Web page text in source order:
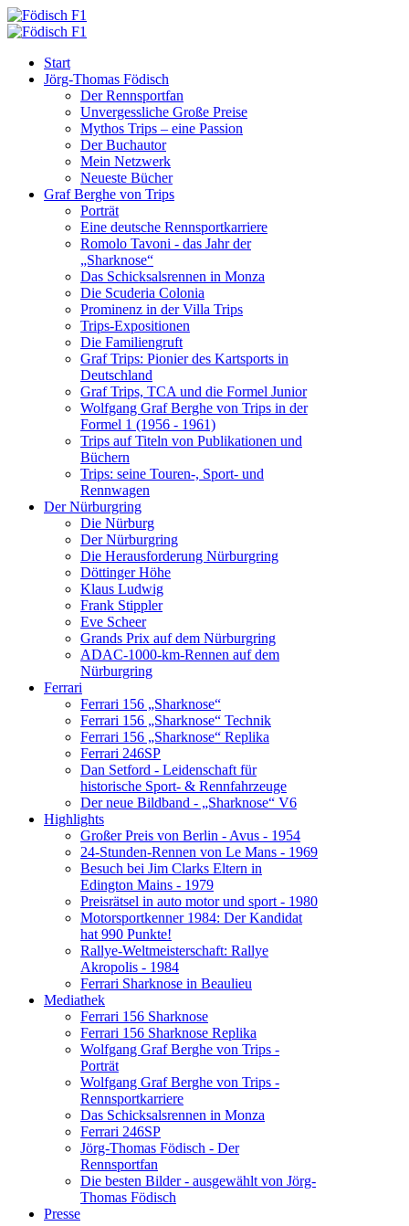
Start
Jörg-Thomas Födisch
Der Rennsportfan
Unvergessliche Große Preise
Mythos Trips – eine Passion
Der Buchautor
Mein Netzwerk
Neueste Bücher
Graf Berghe von Trips
Porträt
Eine deutsche Rennsportkarriere
Romolo Tavoni - das Jahr der
„Sharknose“
Das Schicksalsrennen in Monza
Die Scuderia Colonia
Prominenz in der Villa Trips
Trips-Expositionen
Die Familiengruft
Graf Trips: Pionier des Kartsports in
Deutschland
Graf Trips, TCA und die Formel Junior
Wolfgang Graf Berghe von Trips in der
Formel 1 (1956 - 1961)
Trips auf Titeln von Publikationen und
Büchern
Trips: seine Touren-, Sport- und
Rennwagen
Der Nürburgring
Die Nürburg
Der Nürburgring
Die Herausforderung Nürburgring
Döttinger Höhe
Klaus Ludwig
Frank Stippler
Eve Scheer
Grands Prix auf dem Nürburgring
ADAC-1000-km-Rennen auf dem
Nürburgring
Ferrari
Ferrari 156 „Sharknose“
Ferrari 156 „Sharknose“ Technik
Ferrari 156 „Sharknose“ Replika
Ferrari 246SP
Dan Setford - Leidenschaft für
historische Sport- & Rennfahrzeuge
Der neue Bildband - „Sharknose“ V6
Highlights
Großer Preis von Berlin - Avus - 1954
24-Stunden-Rennen von Le Mans - 1969
Besuch bei Jim Clarks Eltern in
Edington Mains - 1979
Preisrätsel in auto motor und sport - 1980
Motorsportkenner 1984: Der Kandidat
hat 990 Punkte!
Rallye-Weltmeisterschaft: Rallye
Akropolis - 1984
Ferrari Sharknose in Beaulieu
Mediathek
Ferrari 156 Sharknose
Ferrari 156 Sharknose Replika
Wolfgang Graf Berghe von Trips -
Porträt
Wolfgang Graf Berghe von Trips -
Rennsportkarriere
Das Schicksalsrennen in Monza
Ferrari 246SP
Jörg-Thomas Födisch - Der
Rennsportfan
Die besten Bilder - ausgewählt von Jörg-
Thomas Födisch
Presse